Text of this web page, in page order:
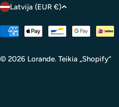
C
o
u
Latvija (EUR €)
Mokėjimo
© 2026 Lorande. Teikia „Shopify“